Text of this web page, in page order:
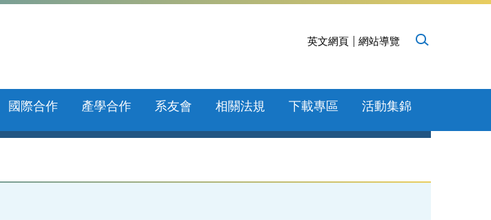
英文網頁 網站導覽
國際合作 產學合作 系友會 相關法規 下載專區 活動集錦